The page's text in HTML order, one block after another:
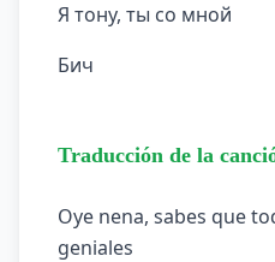
Я тону, ты со мной
Бич
Traducción de la
Oye nena, sabes que
geniales